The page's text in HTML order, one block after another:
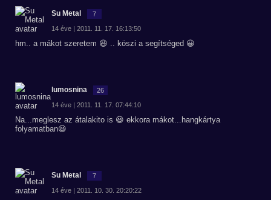
Su Metal 7
14 éve | 2011. 11. 17. 16:13:50
hm.. a mákot szeretem 😆 .. köszi a segítséged 😀
lumosnina 26
14 éve | 2011. 11. 17. 07:44:10
Na...meglesz az átalakito is 😃 ekkora mákot...hangkártya
folyamatban😃
Su Metal 7
14 éve | 2011. 10. 30. 20:20:22